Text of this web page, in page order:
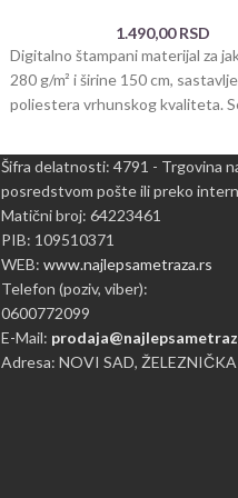
1.490,00RSD
Digitalno štampani materijal za
280 g/m² i širine 150 cm,
poliestera vrhunskog kvaliteta.
Šifra delatnosti: 4791 - Trgovina
posredstvom pošte ili preko
Matični broj: 64223461
PIB: 109510371
WEB: www.najlepsametraza.rs
Telefon (poziv, viber):
0600772099
E-Mail:
Adresa: NOVI SAD,